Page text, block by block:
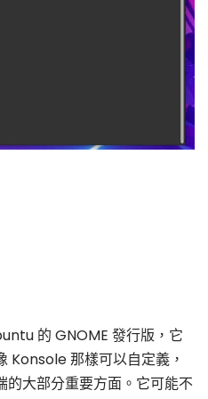
的 GNOME 發行版，它
Konsole 那樣可以自定義，
的大部分重要方面。它可能不